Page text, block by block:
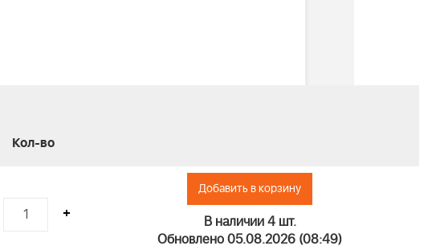
Кол-во
+
Добавить в корзину
В наличии 4 шт.
Обновлено 05.08.2026 (08:49)